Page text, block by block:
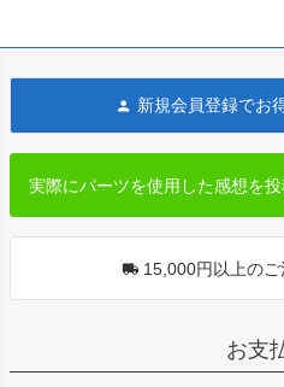
新規会員登録でお
実際にパーツを使用した感想を
15,000円以上の
お支